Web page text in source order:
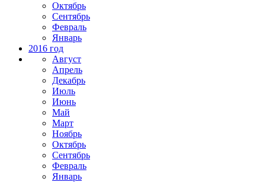
Октябрь
Сентябрь
Февраль
Январь
2016 год
Август
Апрель
Декабрь
Июль
Июнь
Май
Март
Ноябрь
Октябрь
Сентябрь
Февраль
Январь